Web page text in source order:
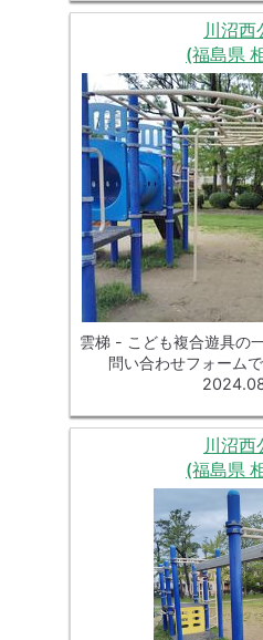
川沼西
(福島県
雲梯 - こども複合遊具の
問い合わせフォーム
川沼西
(福島県